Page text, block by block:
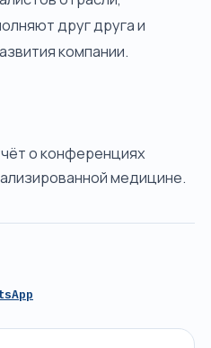
друг друга и
компании.
о конференциях
медицине.